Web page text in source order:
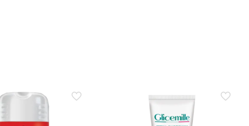
Glycol, Ethylhexylglycerin e Octenidine HCl, a supporto della resa
verificare sempre quanto dichiarato sulla confezione.
carattere non neutro ma condivisibile.
anche la durata del profumo oppure solo il controllo degli
della media.
oppure un deodorante profumato?